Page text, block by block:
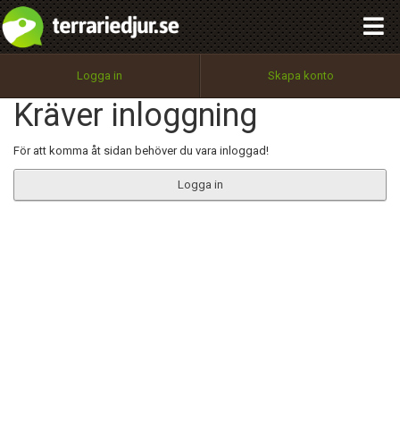
Logga in Skapa konto
Kräver inloggning
För att komma åt sidan behöver du vara inloggad!
Logga in
Utför
100%
OK
integritetspolicy
Namn:
Epost:
Begär nytt lösenord
Tillbaka till förstasidan